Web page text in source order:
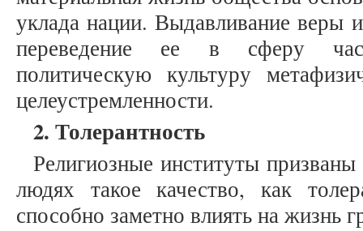
уклада нации. Выдавливание веры
переведение ее в сферу
политическую культуру
целеустремленности.
2. Толерантность
Религиозные институты призваны
людях такое качество, как
способно заметно влиять на жизнь